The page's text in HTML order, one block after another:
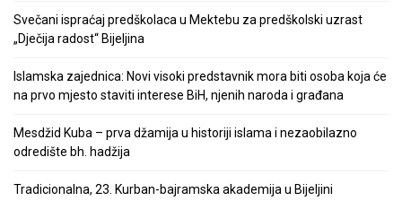
Svečani ispraćaj predškolaca u Mektebu za predškolski uzrast
„Dječija radost“ Bijeljina
Islamska zajednica: Novi visoki predstavnik mora biti osoba koja će
na prvo mjesto staviti interese BiH, njenih naroda i građana
Mesdžid Kuba – prva džamija u historiji islama i nezaobilazno
odredište bh. hadžija
Tradicionalna, 23. Kurban-bajramska akademija u Bijeljini